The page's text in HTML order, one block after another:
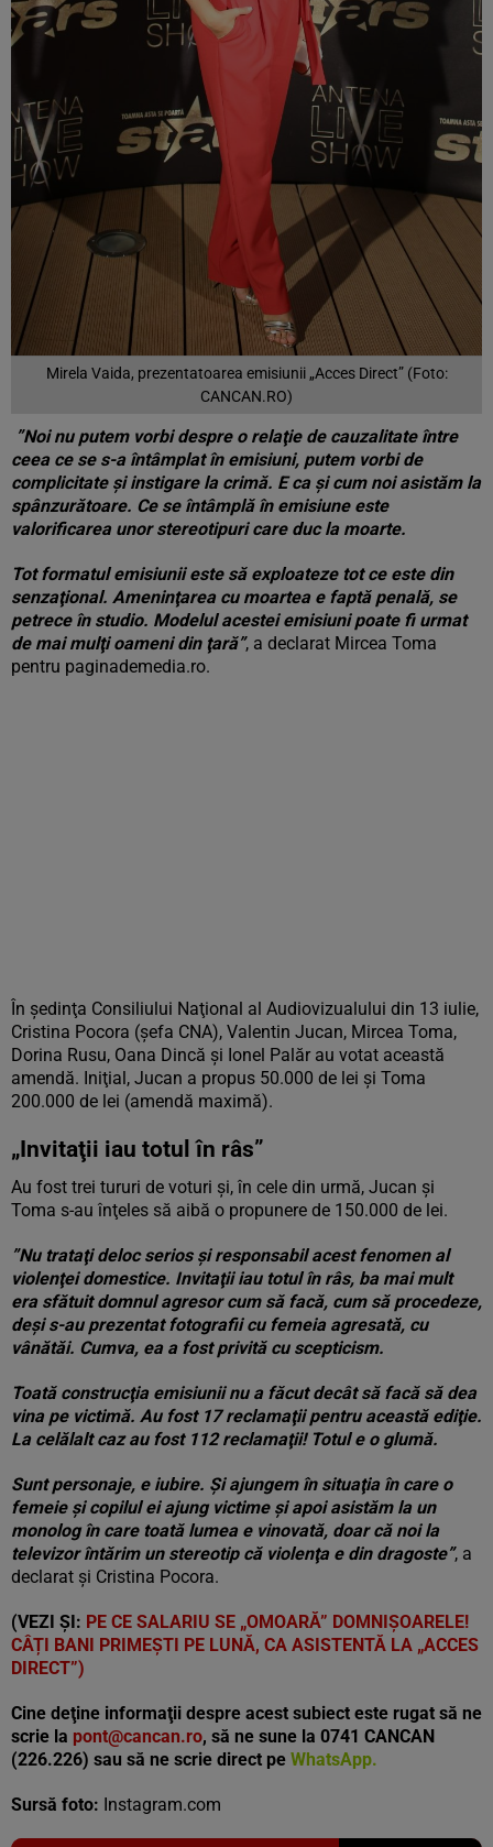
Mirela Vaida, prezentatoarea emisiunii „Acces Direct” (Foto:
CANCAN.RO)
”Noi nu putem vorbi despre o relaţie de cauzalitate între
ceea ce se s-a întâmplat în emisiuni, putem vorbi de
complicitate şi instigare la crimă. E ca şi cum noi asistăm la
spânzurătoare. Ce se întâmplă în emisiune este
valorificarea unor stereotipuri care duc la moarte.
Tot formatul emisiunii este să exploateze tot ce este din
senzaţional. Ameninţarea cu moartea e faptă penală, se
petrece în studio. Modelul acestei emisiuni poate fi urmat
de mai mulţi oameni din ţară”, a declarat Mircea Toma
pentru paginademedia.ro.
În şedinţa Consiliului Naţional al Audiovizualului din 13 iulie,
Cristina Pocora (şefa CNA), Valentin Jucan, Mircea Toma,
Dorina Rusu, Oana Dincă şi Ionel Palăr au votat această
amendă. Iniţial, Jucan a propus 50.000 de lei şi Toma
200.000 de lei (amendă maximă).
„Invitaţii iau totul în râs”
Au fost trei tururi de voturi şi, în cele din urmă, Jucan şi
Toma s-au înţeles să aibă o propunere de 150.000 de lei.
”Nu trataţi deloc serios şi responsabil acest fenomen al
violenţei domestice. Invitaţii iau totul în râs, ba mai mult
era sfătuit domnul agresor cum să facă, cum să procedeze,
deşi s-au prezentat fotografii cu femeia agresată, cu
vânătăi. Cumva, ea a fost privită cu scepticism.
Toată construcţia emisiunii nu a făcut decât să facă să dea
vina pe victimă. Au fost 17 reclamaţii pentru această ediţie.
La celălalt caz au fost 112 reclamaţii! Totul e o glumă.
Sunt personaje, e iubire. Şi ajungem în situaţia în care o
femeie şi copilul ei ajung victime şi apoi asistăm la un
monolog în care toată lumea e vinovată, doar că noi la
televizor întărim un stereotip că violenţa e din dragoste”, a
declarat și Cristina Pocora.
(VEZI ȘI: PE CE SALARIU SE „OMOARĂ” DOMNIȘOARELE!
CÂȚI BANI PRIMEȘTI PE LUNĂ, CA ASISTENTĂ LA „ACCES
DIRECT”)
Cine deţine informaţii despre acest subiect este rugat să ne
scrie la pont@cancan.ro, să ne sune la 0741 CANCAN
(226.226) sau să ne scrie direct pe WhatsApp.
Sursă foto: Instagram.com